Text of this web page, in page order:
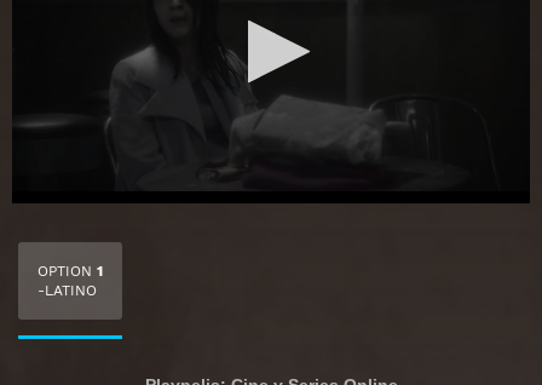
OPTION 1
-LATINO